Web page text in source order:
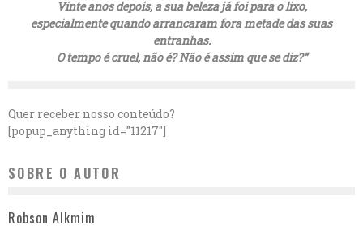
Vinte anos depois, a sua beleza já foi para o lixo,
especialmente quando arrancaram fora metade das suas
entranhas.
O tempo é cruel, não é? Não é assim que se diz?”
Quer receber nosso conteúdo?
[popup_anything id="11217"]
SOBRE O AUTOR
Robson Alkmim